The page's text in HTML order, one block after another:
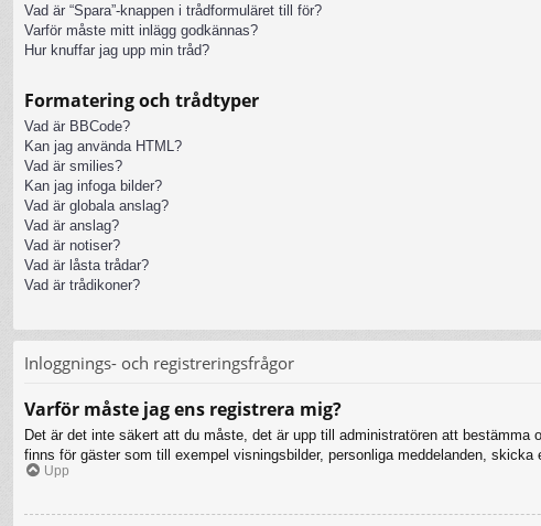
Vad är “Spara”-knappen i trådformuläret till för?
Varför måste mitt inlägg godkännas?
Hur knuffar jag upp min tråd?
Formatering och trådtyper
Vad är BBCode?
Kan jag använda HTML?
Vad är smilies?
Kan jag infoga bilder?
Vad är globala anslag?
Vad är anslag?
Vad är notiser?
Vad är låsta trådar?
Vad är trådikoner?
Inloggnings- och registreringsfrågor
Varför måste jag ens registrera mig?
Det är det inte säkert att du måste, det är upp till administratören att
finns för gäster som till exempel visningsbilder, personliga meddelanden,
Upp